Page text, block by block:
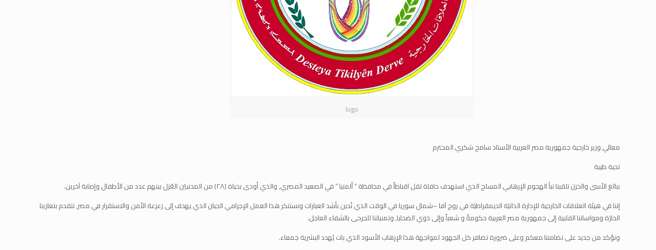
logo
معالي وزير خارجية جمهورية مصر العربية الأستاذ سامح شكري المحترم
تحية طيبة
ببالغ الأسى والحزن تلقينا نبأ الهجوم الإرهابي المسلح الذي استهدف حافلة تقل اقباطاً في محافظة ” ألمنيا ” في الصعيد المصري, والذي أودى بحياة (٢٨) من المدنييَن العُزل بينهم عدد من الأطفال وإصابة آخرين.
إننا في هيئة العلاقات الخارجية للإدارة الذاتيَة الديمقراطيَة في روج آفا –شمال سوريا في الوقت الذي نُدين بأشد العبارات ونستنكر هذا العمل الإجرامي الجبان الذي يهدف إلى زعزعة الأمن والاستقرار في مصر, نتقدم بتعازينا
الحارَة ومواساتنا القلبية إلى جمهورية مصر العربية حكومةً و شعباً وإلى ذوي الضحايا, وتمنياتنا للجرحى بالشفاء العاجل.
ونؤكد من جديد على تضامننا معكم وعلى ضرورة تضافر كل الجهود لمواجهة هذا الإرهاب الأسود الذي بات يُهدد البشرية جمعاء.